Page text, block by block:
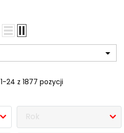

24 z 1877 pozycji
Rok